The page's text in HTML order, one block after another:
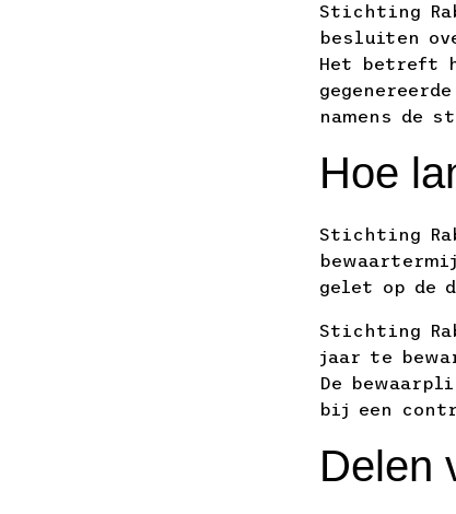
Stichting
besluiten
Het betreft
namens de
Hoe
Stichting
gelet op de
Stichting
jaar te
De
bij een
Delen